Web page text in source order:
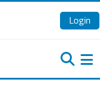
Login